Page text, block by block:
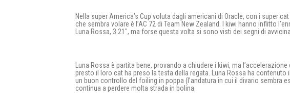
Nella super America’s Cup voluta dagli americani di Oracle, con i super
che sembra volare è l’AC 72 di Team New Zealand. I kiwi hanno inflitto
Luna Rossa, 3.21″, ma forse questa volta si sono visti dei segni di
Luna Rossa è partita bene, provando a chiudere i kiwi, ma
presto il loro cat ha preso la testa della regata. Luna Rossa ha
un buon controllo del foiling in poppa (l’andatura in cui il divario sembra
continua a perdere molta strada in bolina.